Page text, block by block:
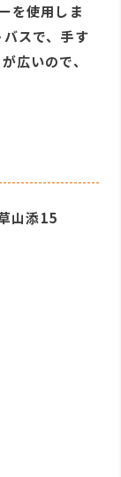
を使用しま
スで、手す
広いので、
山添15